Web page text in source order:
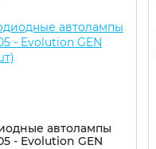
автолампы
- Evolution GEN